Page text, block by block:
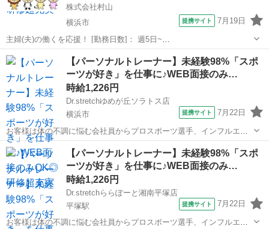
株式会社村山
横浜市
提携サイト 7月19日
主婦(夫)の働くを応援！ [勤務日数]： 週5日~
09:00~22:00/09:00~12:00/12:00~15:00/15:00~18:00 月/火/水/木/金/土
などから選べます [勤務地・最寄駅]： 神奈川県...
神奈川 エステ
【パーソナルトレーナー】未経験98%「スポ
ーツが好き」を仕事に♪WEB面接のみ…
時給1,226円
Dr.stretchゆめが丘ソラトス店
横浜市
提携サイト 7月22日
お客様は体の不調に悩む会社員からプロスポーツ選手、インフルエン
サーなど様々！ ストレッチを通して肩こりや腰痛などの悩みを改善し
たり ボディメイクやコンディショニングを行います！ <お仕事の流れ
> ▼受付 ▼ヒアリングシート...
神奈川 横浜市 エステ
【パーソナルトレーナー】未経験98%「スポ
ーツが好き」を仕事に♪WEB面接のみ…
時給1,226円
Dr.stretchららぽーと湘南平塚店
平塚駅
提携サイト 7月22日
お客様は体の不調に悩む会社員からプロスポーツ選手、インフルエン